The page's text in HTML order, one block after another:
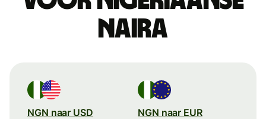
naira
NGN naar USD NGN naar EUR